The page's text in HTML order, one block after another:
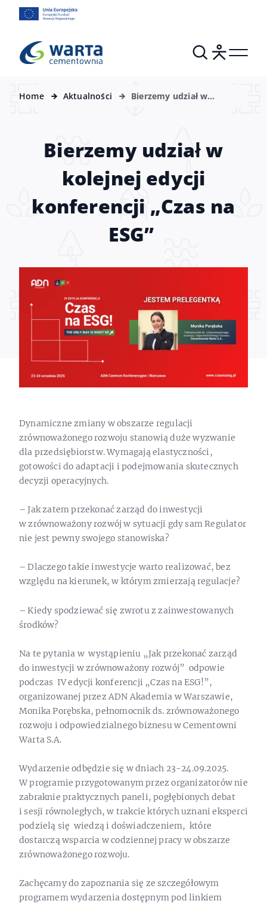
Home Aktualności
Bierzemy udział w
Bierzemy udział w
kolejnej edycji
konferencji „Czas na
ESG”
Dynamiczne zmiany w obszarze regulacji
zrównoważonego rozwoju stanowią duże wyzwanie
dla przedsiębiorstw. Wymagają elastyczności,
gotowości do adaptacji i podejmowania skutecznych
decyzji operacyjnych.
– Jak zatem przekonać zarząd do inwestycji
w zrównoważony rozwój w sytuacji gdy sam Regulator
nie jest pewny swojego stanowiska?
– Dlaczego takie inwestycje warto realizować, bez
względu na kierunek, w którym zmierzają regulacje?
– Kiedy spodziewać się zwrotu z zainwestowanych
środków?
Na te pytania w wystąpieniu „Jak przekonać zarząd
do inwestycji w zrównoważony rozwój” odpowie
podczas IV edycji konferencji „Czas na ESG!”,
organizowanej przez ADN Akademia w Warszawie,
Monika Porębska, pełnomocnik ds. zrównoważonego
rozwoju i odpowiedzialnego biznesu w Cementowni
Warta S.A.
Wydarzenie odbędzie się w dniach 23-24.09.2025.
W programie przygotowanym przez organizatorów nie
zabraknie praktycznych paneli, pogłębionych debat
i sesji równoległych, w trakcie których uznani eksperci
podzielą się wiedzą i doświadczeniem, które
dostarczą wsparcia w codziennej pracy w obszarze
zrównoważonego rozwoju.
Zachęcamy do zapoznania się ze szczegółowym
programem wydarzenia dostępnym pod linkiem